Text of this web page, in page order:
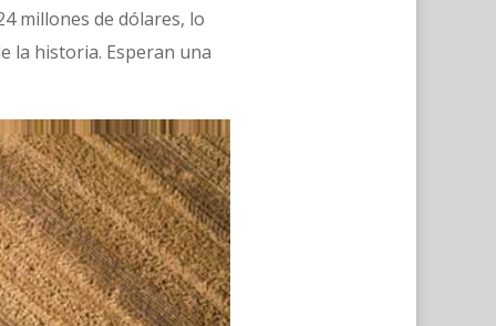
millones de dólares, lo
la historia. Esperan una